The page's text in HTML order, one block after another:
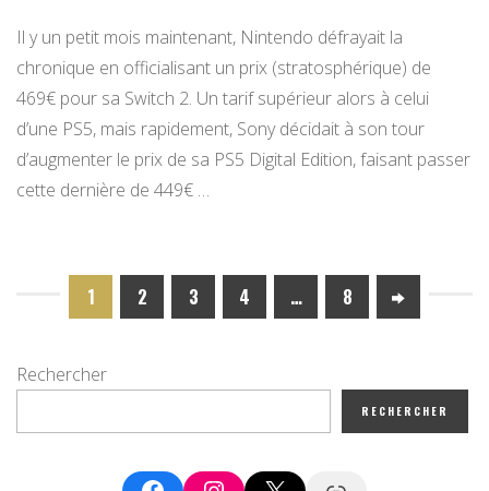
Il y un petit mois maintenant, Nintendo défrayait la
chronique en officialisant un prix (stratosphérique) de
469€ pour sa Switch 2. Un tarif supérieur alors à celui
d’une PS5, mais rapidement, Sony décidait à son tour
d’augmenter le prix de sa PS5 Digital Edition, faisant passer
cette dernière de 449€ …
1 2 3 4 … 8
Rechercher
RECHERCHER